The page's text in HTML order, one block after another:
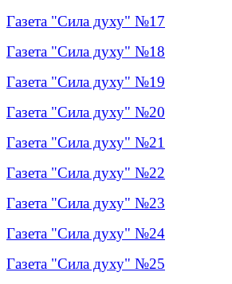
Газета "Сила духу" №17
Газета "Сила духу" №18
Газета "Сила духу" №19
Газета "Сила духу" №20
Газета "Сила духу" №21
Газета "Сила духу" №22
Газета "Сила духу" №23
Газета "Сила духу" №24
Газета "Сила духу" №25